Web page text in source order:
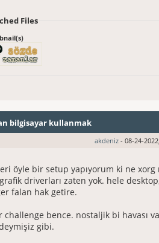
Files
bilgisayar kullanmak
akdeniz - 08-24-
öyle bir setup yapıyorum ki ne xorg
driverları zaten yok. hele
falan hak getire.
challenge bence. nostaljik bi havası
gibi.